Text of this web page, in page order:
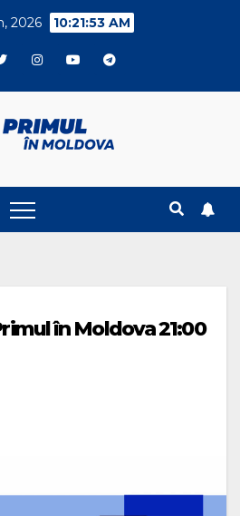
2026 10:21:54 AM
în Moldova 21:00